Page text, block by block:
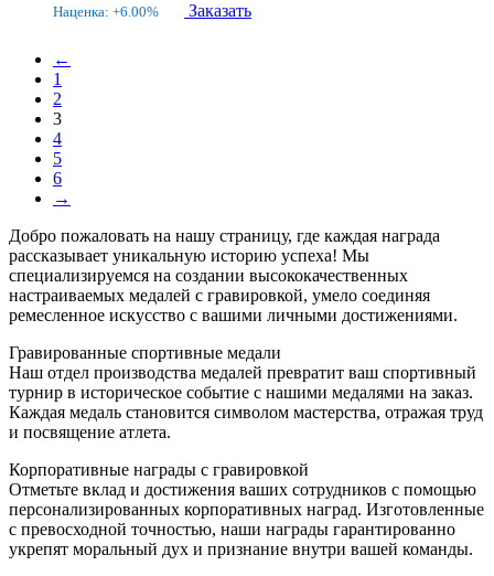
Наценка: +6.00% Заказать
←
1
2
3
4
5
6
→
Добро пожаловать на нашу страницу, где каждая награда
рассказывает уникальную историю успеха! Мы
специализируемся на создании высококачественных
настраиваемых медалей с гравировкой, умело соединяя
ремесленное искусство с вашими личными достижениями.
Гравированные спортивные медали
Наш отдел производства медалей превратит ваш спортивный
турнир в историческое событие с нашими медалями на заказ.
Каждая медаль становится символом мастерства, отражая труд
и посвящение атлета.
Корпоративные награды с гравировкой
Отметьте вклад и достижения ваших сотрудников с помощью
персонализированных корпоративных наград. Изготовленные
с превосходной точностью, наши награды гарантированно
укрепят моральный дух и признание внутри вашей команды.